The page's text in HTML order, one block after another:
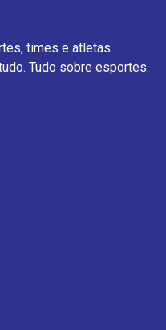
times e atletas
Tudo sobre esportes.